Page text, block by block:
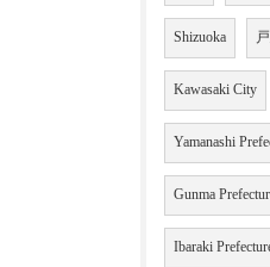
Shizuoka
Kawasaki City
Yamanashi
Gunma
Ibaraki